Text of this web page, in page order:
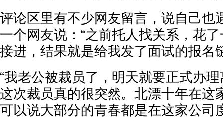
评论区里有不少网友留言，说自己也
一个网友说：“之前托人找关系，花
接进，结果就是给我发了面试的报名
“我老公被裁员了，明天就要正式办
这次裁员真的很突然。北漂十年在这
可以说大部分的青春都是在这家公司